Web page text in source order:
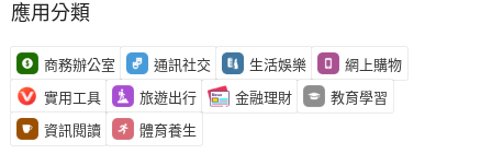
應用分類
商務辦公室 通訊社交 生活娛樂
網上購物
實用工具
旅遊出行 金融理財
教育學習
資訊閱讀
體育養生